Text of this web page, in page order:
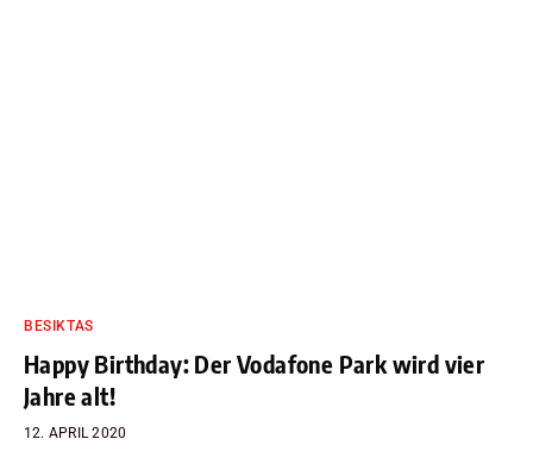
BESIKTAS
Happy Birthday: Der Vodafone Park wird vier
Jahre alt!
12. APRIL 2020